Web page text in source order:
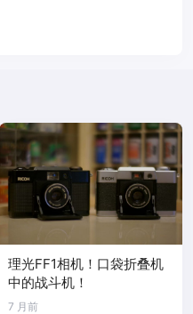
理光FF1相机！口袋折叠机
中的战斗机！
7 月前